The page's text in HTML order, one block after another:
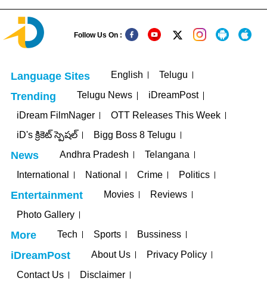
Follow Us On :
Language Sites English Telugu
Trending Telugu News
iDreamPost
iDream FilmNager
OTT Releases This Week
iD's క్రికెట్ స్పెషల్
Bigg Boss 8 Telugu
News Andhra Pradesh
Telangana
International
National Crime Politics
Entertainment Movies
Reviews
Photo Gallery
More Tech Sports Bussiness
iDreamPost About Us
Privacy Policy
Contact Us
Disclaimer